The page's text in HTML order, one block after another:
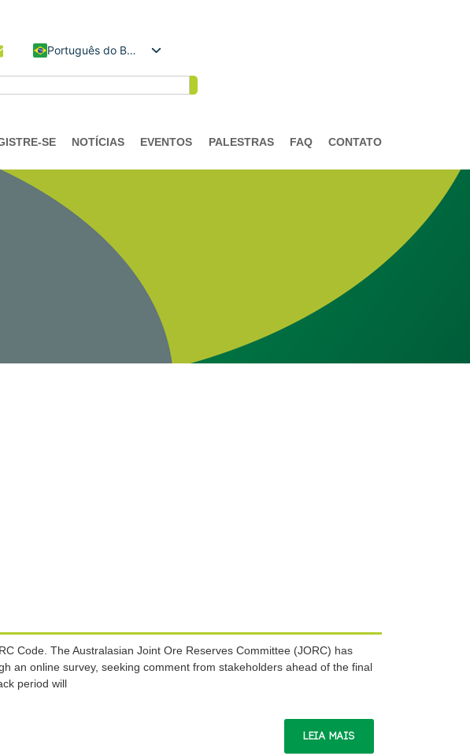
Português do Brasil
English
SE NOTÍCIAS EVENTOS PALESTRAS FAQ CONTATO
Code. The Australasian Joint Ore Reserves Committee (JORC) has
an online survey, seeking comment from stakeholders ahead of the final
period will
Leia Mais